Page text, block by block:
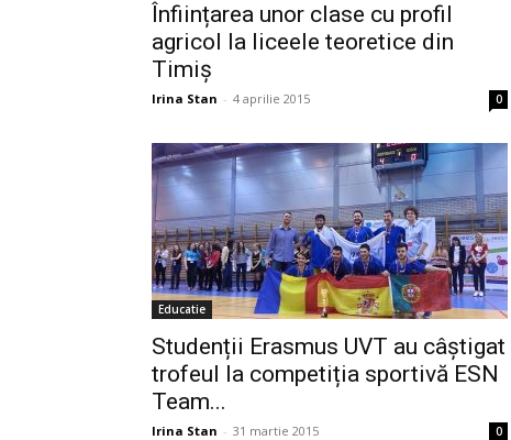
Înființarea unor clase cu profil
agricol la liceele teoretice din
Timiș
Irina Stan - 4 aprilie 2015 0
Educatie
Studenții Erasmus UVT au câștigat
trofeul la competiția sportivă ESN
Team...
Irina Stan - 31 martie 2015 0